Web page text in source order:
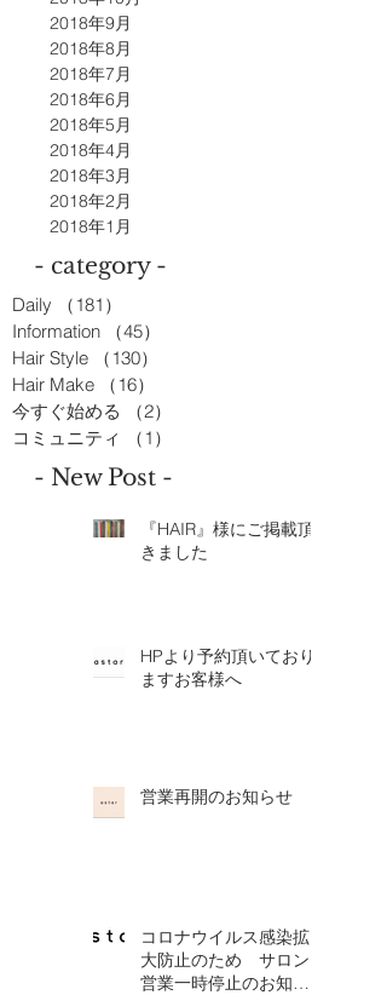
2018年9月
2018年8月
2018年7月
2018年6月
2018年5月
2018年4月
2018年3月
2018年2月
2018年1月
- category -
Daily （181）
Information
（45）
Hair Style
（130）
Hair Make
（16）
今すぐ始める
（2）
コミュニティ
（1）
- New Post -
『HAIR』様にご掲載頂
きました
HPより予約頂いており
ますお客様へ
営業再開のお知らせ
コロナウイルス感染拡
大防止のため サロン
営業一時停止のお知ら